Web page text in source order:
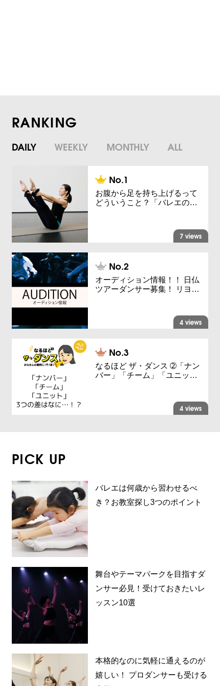
RANKING
DAILY WEEKLY MONTHLY ALL
お腹から足を持ち上げるって
どういうこと？「バレエの…
7 views
オーディション情報！！ 日仏
ツアーダンサー募集！ リヨ…
4 views
なるほど ザ・ダンス ➁「ナン
バー」「チーム」「ユニッ…
4 views
PICK UP
バレエは何歳から習わせるべ
き？お教室探し3つのポイント
舞台やテーマパークを目指すダ
ンサー必見！受けておきたいレ
ッスン10選
本格的なのに気軽に通えるのが
嬉しい！ プロダンサーも受ける